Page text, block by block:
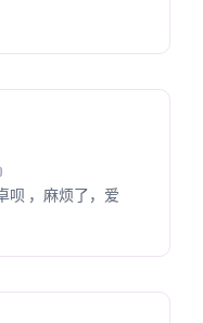
呗 ，麻烦了，爱